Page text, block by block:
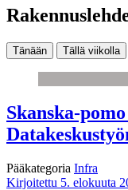
Tänään Tällä viikolla
Skanska-
Pääkategoria Infra
Kirjoitettu 5. elokuuta